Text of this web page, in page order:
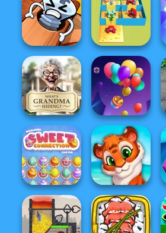
The Cargo
Pocket Parking
Alphabet Lore
Maze
Pin Master: Screw
Puzzle Quest
Balloon Match 3D
What Is Grandma
Hiding
Mahjong Sweet